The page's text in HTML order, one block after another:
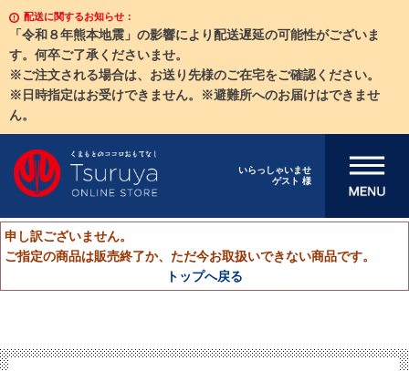
配送に関するお知らせ：
「令和８年熊本地震」の影響により配送遅延の可能性がございま
す。何卒ご了承くださいませ。
※ご注文される場合は、お送り先様のご在宅をご確認ください。
※日時指定はお受けできません。※避難所へのお届けはできませ
ん。
いらっしゃいませ
ゲスト 様
メニューを開
申し訳ございません。
ご指定の商品は販売終了か、ただ今お取扱いできない商品です。
トップへ戻る